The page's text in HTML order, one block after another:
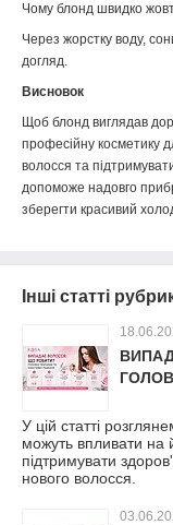
Чому блонд швидко
Через жорстку воду,
догляд.
Висновок
Щоб блонд виглядав
професійну косметику
волосся та
допоможе надовго
зберегти красивий
Інші статті
У цій статті
можуть впливати на
підтримувати
нового волосся.